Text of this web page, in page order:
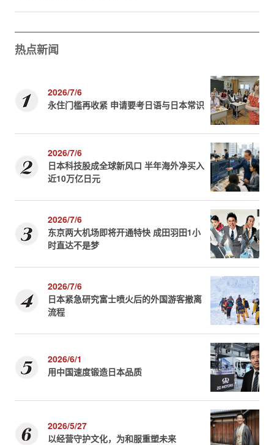
热点新闻
2026/7/6
永住门槛再收紧 申请要考日语与日本常识
2026/7/6
日本科技股成全球新风口 半年海外净买入
近10万亿日元
2026/7/6
东京两大机场即将开通特快 成田羽田1小
时直达不是梦
2026/7/6
日本紧急研究富士喷火后的外国游客撤离
流程
2026/6/1
用中国速度锻造日本品质
2026/5/27
以经营守护文化，为和服重塑未来